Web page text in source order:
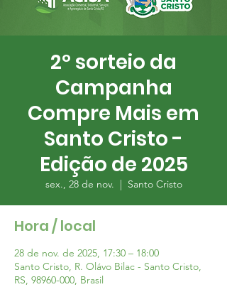
2º sorteio da
Campanha
Compre Mais em
Santo Cristo -
Edição de 2025
sex., 28 de nov.
  |
Santo Cristo
Hora / local
28 de nov. de 2025, 17:30 – 18:00
Santo Cristo, R. Olávo Bilac - Santo Cristo,
RS, 98960-000, Brasil